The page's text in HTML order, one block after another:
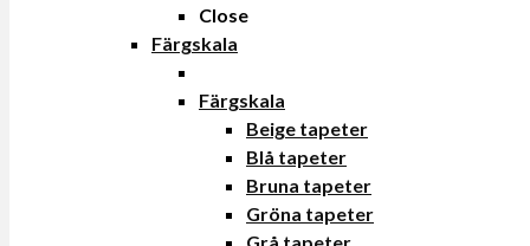
Close
Färgskala
Färgskala
Beige tapeter
Blå tapeter
Bruna tapeter
Gröna tapeter